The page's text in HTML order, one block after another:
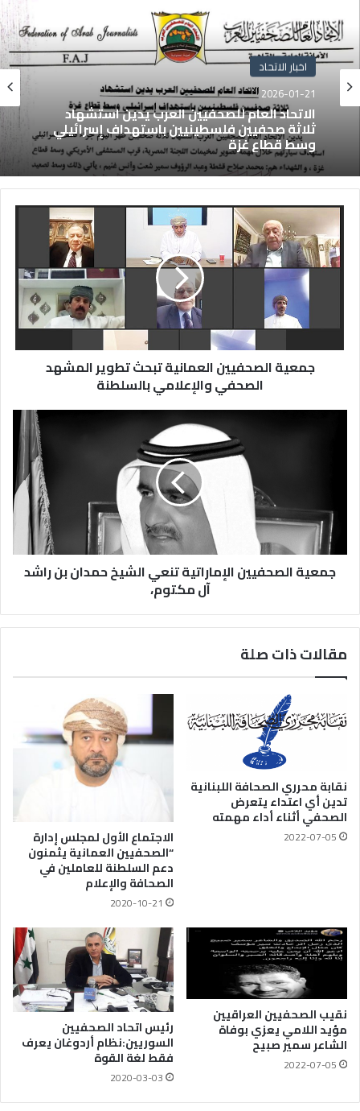
اخبار الاتحاد
2026-01-21
الاتحاد العام للصحفيين العرب يدين استشهاد
ثلاثة صحفيين فلسطينيين باستهداف إسرائيلي
وسط قطاع غزة
جمعية الصحفيين العمانية تبحث تطوير المشهد
الصحفي والإعلامي بالسلطنة
جمعية الصحفيين الإماراتية تنعي الشيخ حمدان بن راشد
آل مكتوم،
مقالات ذات صلة
نقابة محرري الصحافة اللبنانية
تدين أي اعتداء يتعرض
الصحفي أثناء أداء مهمته
2022-07-05 الاجتماع الأول لمجلس إدارة
“الصحفيين العمانية يثمنون
دعم السلطنة للعاملين في
الصحافة والإعلام
2020-10-21
نقيب الصحفيين العراقيين
مؤيد اللامي يعزي بوفاة
الشاعر سمير صبيح
2022-07-05
رئيس اتحاد الصحفيين
السوريين:نظام أردوغان يعرف
فقط لغة القوة
2020-03-03